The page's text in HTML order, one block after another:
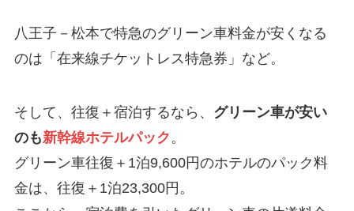
八王子－松本で特急のグリーン車料金が安くなる
のは「在来線チケットレス特急券」など。
そして、往復＋宿泊するなら、 グリーン車が安い
のも新幹線ホテルパック 。
グリーン車往復＋1泊9,600円のホテルのパック料
金は、往復＋1泊23,300円。